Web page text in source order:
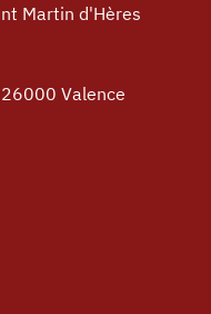
Martin d'Hères
Valence